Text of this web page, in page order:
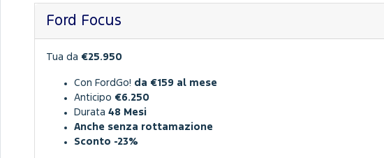
Ford Focus
Tua da €25.950
Con FordGo! da €159 al mese
Anticipo €6.250
Durata 48 Mesi
Anche senza rottamazione
Sconto -23%